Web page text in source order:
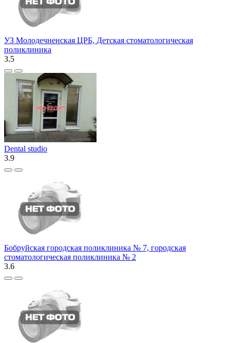
УЗ Молодечненская ЦРБ, Детская стоматологическая
поликлиника
3.5
Dental studio
3.9
Бобруйская городская поликлиника № 7, городская
стоматологическая поликлиника № 2
3.6